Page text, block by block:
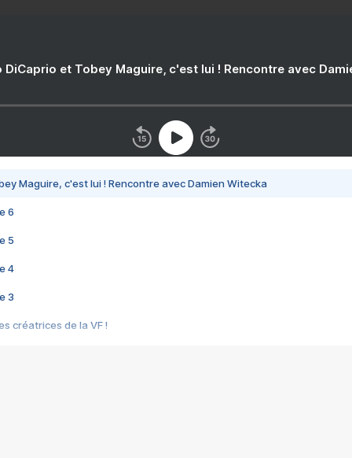
DiCaprio et Tobey Maguire, c'est lui ! Rencontre avec
Maguire, c'est lui ! Rencontre avec Damien Witecka
6
5
4
3
créatrices de la VF !